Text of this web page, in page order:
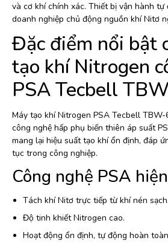
và cơ khí chính xác. Thiết bị vận hành tự
doanh nghiệp chủ động nguồn khí Nitơ
Đặc điểm nổi bật
tạo khí Nitrogen
PSA Tecbell
Máy tạo khí Nitrogen PSA Tecbell
công nghệ hấp phụ biến thiên áp suất
mang lại hiệu suất tạo khí ổn định, đáp
tục trong công nghiệp.
Công nghệ PSA
Tách khí Nitơ trực tiếp từ khí nén sạch.
Độ tinh khiết Nitrogen cao.
Hoạt động ổn định, tự động hoàn